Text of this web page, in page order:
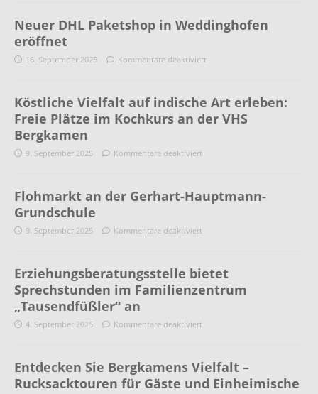
Neuer DHL Paketshop in Weddinghofen
eröffnet
16. September 2025 Kommentare deaktiviert
Köstliche Vielfalt auf indische Art erleben:
Freie Plätze im Kochkurs an der VHS
Bergkamen
9. September 2025 Kommentare deaktiviert
Flohmarkt an der Gerhart-Hauptmann-
Grundschule
9. September 2025 Kommentare deaktiviert
Erziehungsberatungsstelle bietet
Sprechstunden im Familienzentrum
„Tausendfüßler“ an
4. September 2025 Kommentare deaktiviert
Entdecken Sie Bergkamens Vielfalt –
Rucksacktouren für Gäste und Einheimische